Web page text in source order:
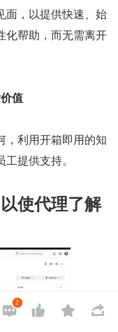
面，以提供快速、始
化帮助，而无需离开
值
，利用开箱即用的知
提供支持。
使代理了解
2   